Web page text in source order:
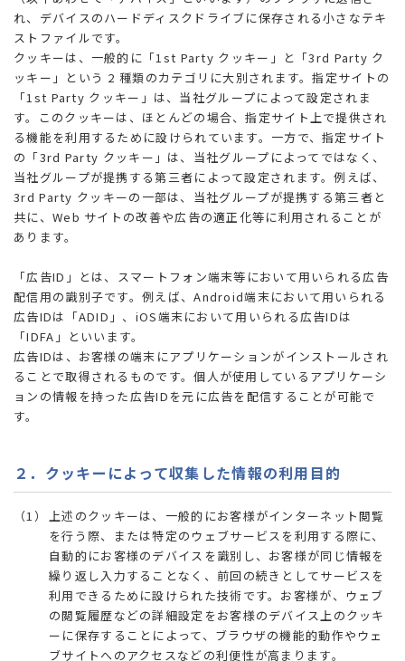
れ、デバイスのハードディスクドライブに保存される小さなテキ
ストファイルです。
クッキーは、一般的に「1st Party クッキー」と「3rd Party ク
ッキー」という 2 種類のカテゴリに大別されます。指定サイトの
「1st Party クッキー」は、当社グループによって設定されま
す。このクッキーは、ほとんどの場合、指定サイト上で提供され
る機能を利用するために設けられています。一方で、指定サイト
の「3rd Party クッキー」は、当社グループによってではなく、
当社グループが提携する第三者によって設定されます。例えば、
3rd Party クッキーの一部は、当社グループが提携する第三者と
共に、Web サイトの改善や広告の適正化等に利用されることが
あります。
「広告ID」とは、スマートフォン端末等において用いられる広告
配信用の識別子です。例えば、Android端末において用いられる
広告IDは「ADID」、iOS端末において用いられる広告IDは
「IDFA」といいます。
広告IDは、お客様の端末にアプリケーションがインストールされ
ることで取得されるものです。個人が使用しているアプリケーシ
ョンの情報を持った広告IDを元に広告を配信することが可能で
す。
２．クッキーによって収集した情報の利用目的
上述のクッキーは、一般的にお客様がインターネット閲覧
を行う際、または特定のウェブサービスを利用する際に、
自動的にお客様のデバイスを識別し、お客様が同じ情報を
繰り返し入力することなく、前回の続きとしてサービスを
利用できるために設けられた技術です。お客様が、ウェブ
の閲覧履歴などの詳細設定をお客様のデバイス上のクッキ
ーに保存することによって、ブラウザの機能的動作やウェ
ブサイトへのアクセスなどの利便性が高まります。